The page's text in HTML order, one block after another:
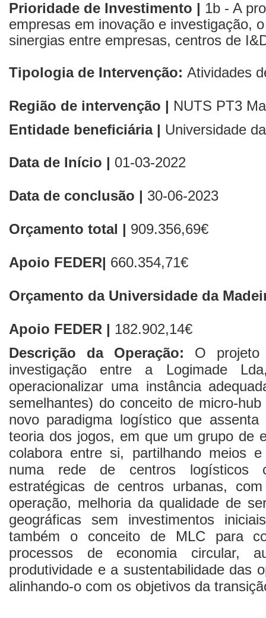
Prioridade de Investimento | 1b - A
empresas em inovação e investigação,
sinergias entre empresas, centros de
Tipologia de Intervenção: Atividades
Região de intervenção | NUTS PT3
Entidade beneficiária | Universidade
Data de Início | 01-03-2022
Data de conclusão | 30-06-2023
Orçamento total | 909.356,69€
Apoio FEDER| 660.354,71€
Orçamento da Universidade da
Apoio FEDER | 182.902,14€
Descrição da Operação: O
investigação entre a Logimade
operacionalizar uma instância
semelhantes) do conceito de micro-
novo paradigma logístico que
teoria dos jogos, em que um grupo de
colabora entre si, partilhando meios
numa rede de centros logísticos
estratégicas de centros urbanas,
operação, melhoria da qualidade de
geográficas sem investimentos
também o conceito de MLC para
processos de economia circular,
produtividade e a sustentabilidade das
alinhando-o com os objetivos da